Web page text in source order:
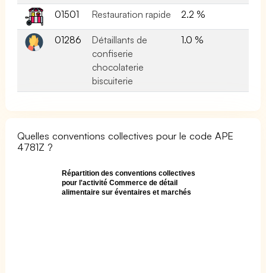
01501 Restauration rapide 2.2 %
01286
Détaillants de
confiserie
chocolaterie
biscuiterie
1.0 %
Quelles conventions collectives pour le code APE
4781Z ?
Répartition des conventions collectives
pour l'activité Commerce de détail
alimentaire sur éventaires et marchés